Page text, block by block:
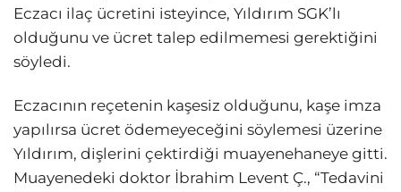
Eczacı ilaç ücretini isteyince, Yıldırım SGK’lı
olduğunu ve ücret talep edilmemesi gerektiğini
söyledi.
Eczacının reçetenin kaşesiz olduğunu, kaşe imza
yapılırsa ücret ödemeyeceğini söylemesi üzerine
Yıldırım, dişlerini çektirdiği muayenehaneye gitti.
Muayenedeki doktor İbrahim Levent Ç., “Tedavini